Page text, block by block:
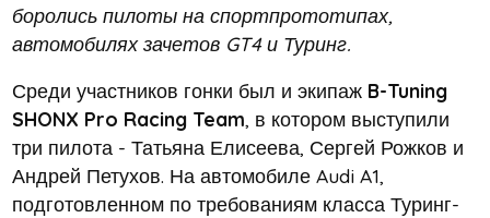
боролись пилоты на спортпрототипах,
автомобилях зачетов GT4 и Туринг.
Среди участников гонки был и экипаж B-Tuning
SHONX Pro Racing Team, в котором выступили
три пилота - Татьяна Елисеева, Сергей Рожков и
Андрей Петухов. На автомобиле Audi A1,
подготовленном по требованиям класса Туринг-